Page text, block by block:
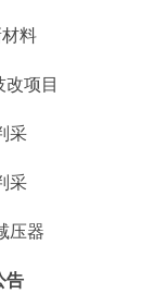
料
项目
采
采
压器
告